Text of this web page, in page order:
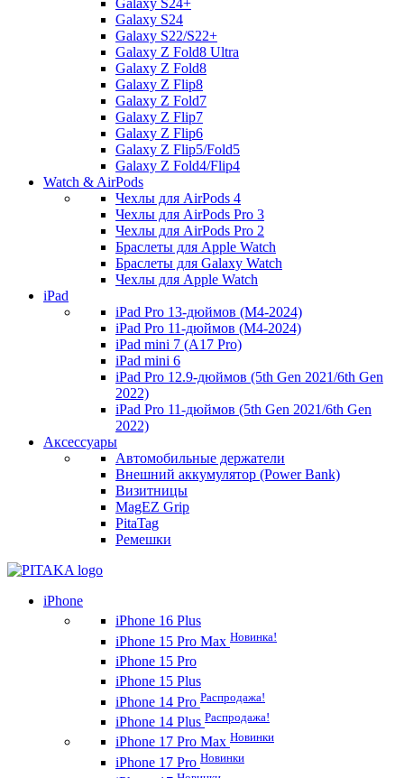
Galaxy S24+
Galaxy S24
Galaxy S22/S22+
Galaxy Z Fold8 Ultra
Galaxy Z Fold8
Galaxy Z Flip8
Galaxy Z Fold7
Galaxy Z Flip7
Galaxy Z Flip6
Galaxy Z Flip5/Fold5
Galaxy Z Fold4/Flip4
Watch & AirPods
Чехлы для AirPods 4
Чехлы для AirPods Pro 3
Чехлы для AirPods Pro 2
Браслеты для Apple Watch
Браслеты для Galaxy Watch
Чехлы для Apple Watch
iPad
iPad Pro 13-дюймов (M4-2024)
iPad Pro 11-дюймов (M4-2024)
iPad mini 7 (A17 Pro)
iPad mini 6
iPad Pro 12.9-дюймов (5th Gen 2021/6th Gen
2022)
iPad Pro 11-дюймов (5th Gen 2021/6th Gen
2022)
Аксессуары
Автомобильные держатели
Внешний аккумулятор (Power Bank)
Визитницы
MagEZ Grip
PitaTag
Ремешки
iPhone
iPhone 16 Plus
iPhone 15 Pro Max Новинка!
iPhone 15 Pro
iPhone 15 Plus
iPhone 14 Pro Распродажа!
iPhone 14 Plus Распродажа!
iPhone 17 Pro Max Новинки
iPhone 17 Pro Новинки